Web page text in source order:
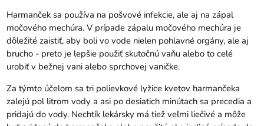
Harmanček sa používa na pošvové infekcie, ale aj na zápal
močového mechúra. V prípade zápalu močového mechúra je
dôležité zaistiť, aby boli vo vode nielen pohlavné orgány, ale aj
brucho - preto je lepšie použiť skutočnú vaňu alebo to celé
urobiť v bežnej vani alebo sprchovej vaničke.
Za týmto účelom sa tri polievkové lyžice kvetov harmančeka
zalejú pol litrom vody a asi po desiatich minútach sa precedia a
pridajú do vody. Nechtík lekársky má tiež veľmi liečivé a môže